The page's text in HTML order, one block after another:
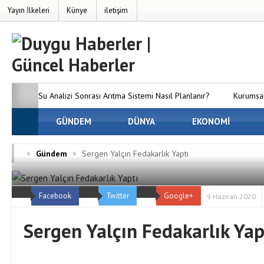
Yayın İlkeleri Künye iletişim
Su Analizi Sonrası Arıtma Sistemi Nasıl Planlanır?
SEO’nun Önemi Neden Artıyor? MC Server Kirala
Firmaları Osmaniye Evden Eve Nakliyat — Osmaniye’de
ve Hasarsız Taşıyoruz
GÜNDEM DÜNYA EKONOMİ
» Gündem » Sergen Yalçın Fedakarlık Yaptı
Facebook Twitter Google+ 9 Haziran 2020
Sergen Yalçın Fedakarlık